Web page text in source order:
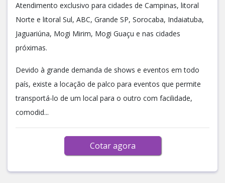
Atendimento exclusivo para cidades de Campinas, litoral
Norte e litoral Sul, ABC, Grande SP, Sorocaba, Indaiatuba,
Jaguariúna, Mogi Mirim, Mogi Guaçu e nas cidades
próximas.
Devido à grande demanda de shows e eventos em todo
país, existe a locação de palco para eventos que permite
transportá-lo de um local para o outro com facilidade,
comodid...
Cotar agora